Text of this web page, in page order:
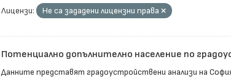
Лицензи:
Не са зададени лицензни права
Потенциално допълнително население по
Данните представят градоустройствени анализи на